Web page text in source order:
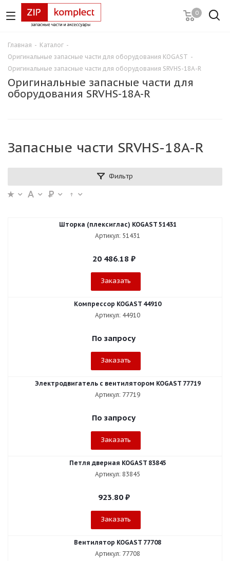
0
Главная - Каталог -
Оригинальные запасные части для оборудования KOGAST -
Оригинальные запасные части для оборудования SRVHS-18A-R
Оригинальные запасные части для
оборудования SRVHS-18A-R
Запасные части SRVHS-18A-R
Фильтр
Шторка (плексиглас) KOGAST 51431
Артикул: 51431
20 486.18₽
Заказать
Компрессор KOGAST 44910
Артикул: 44910
По запросу
Заказать
Электродвигатель с вентилятором KOGAST 77719
Артикул: 77719
По запросу
Заказать
Петля дверная KOGAST 83845
Артикул: 83845
923.80₽
Заказать
Вентилятор KOGAST 77708
Артикул: 77708